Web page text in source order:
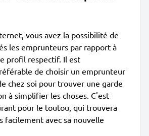
vous avez la possibilité de
les emprunteurs par rapport à
profil respectif. Il est
de choisir un emprunteur
chez soi pour trouver une garde
à simplifier les choses. C'est
pour le toutou, qui trouvera
facilement avec sa nouvelle